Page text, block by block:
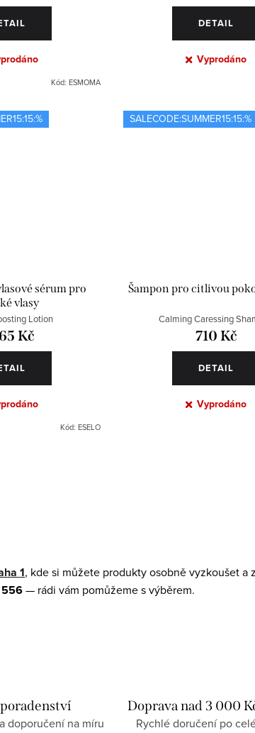
Kód: ESMOMA
DETAIL
Vyprodáno
sérum pro
vlasy
Lotion
Kč
Kód: ESELO
SALECODE:SUMMER15:15:%
Šampon pro citlivou
Calming Caressing
710 Kč
DETAIL
Vyprodáno
1, kde si můžete produkty osobně vyzkoušet
556— rádi vám pomůžeme s výběrem.
doporučení na míru
Doprava nad 3 000
Rychlé doručení po